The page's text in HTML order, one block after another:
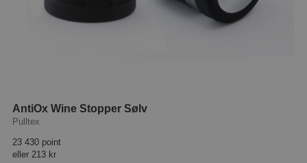
AntiOx Wine Stopper Sølv
Pulltex
23 430 point
eller 213 kr